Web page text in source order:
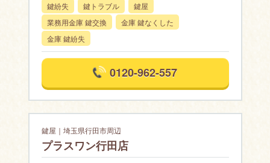
鍵紛失 鍵トラブル
鍵屋
業務用金庫 鍵交換
金庫 鍵なくした
金庫 鍵紛失
0120-962-557
鍵屋｜埼玉県行田市周辺
プラスワン行田店